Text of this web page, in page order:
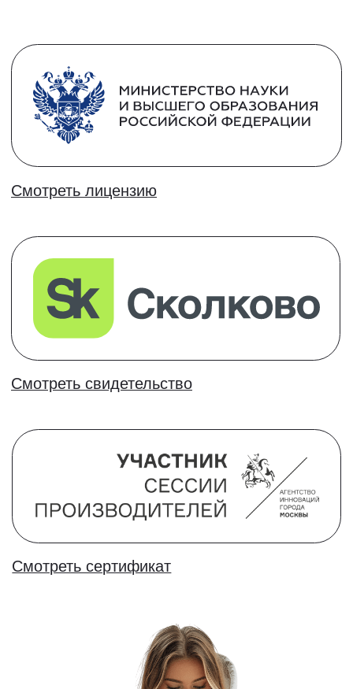
с другими учениками
Общение,
комьюнити и
честные отзывы
автошколы к бескомпромиссной сдаче
экзамена с первого раза, успешному
получению прав и первоклассному
управлению автомобилем.